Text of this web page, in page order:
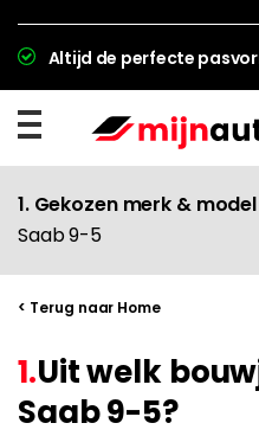
Altijd de perfecte
1. Gekozen merk & model
Saab 9-5
< Terug naar Home
1.Uit welk
Saab 9-5?